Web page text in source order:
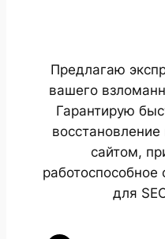
Предлагаю
вашего
Гарантирую
сайтом,
работоспособное
для